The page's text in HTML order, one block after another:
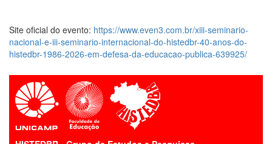
Site oficial do evento: https://www.even3.com.br/xiii-seminario-
nacional-e-iii-seminario-internacional-do-histedbr-40-anos-do-
histedbr-1986-2026-em-defesa-da-educacao-publica-639925/